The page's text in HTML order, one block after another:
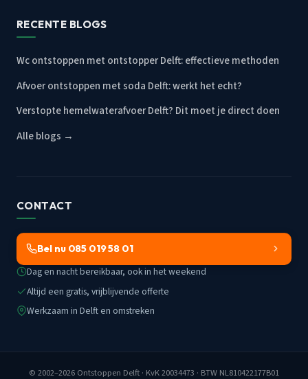
RECENTE BLOGS
Wc ontstoppen met ontstopper Delft: effectieve methoden
Afvoer ontstoppen met soda Delft: werkt het echt?
Verstopte hemelwaterafvoer Delft? Dit moet je direct doen
Alle blogs →
CONTACT
Bel nu 085 019 58 01
Dag en nacht bereikbaar, ook in het weekend
Altijd een gratis, vrijblijvende offerte
Werkzaam in Delft en omstreken
© 2002–2026 Ontstoppen Delft · KvK 20034473 · BTW NL810422177B01